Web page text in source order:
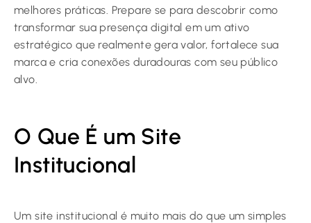
melhores práticas. Prepare se para descobrir como
transformar sua presença digital em um ativo
estratégico que realmente gera valor, fortalece sua
marca e cria conexões duradouras com seu público
alvo.
O Que É um Site
Institucional
Um site institucional é muito mais do que um simples